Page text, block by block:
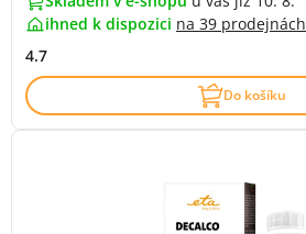
ihned k dispozici na 39 prodejnách
4.7
Do košíku